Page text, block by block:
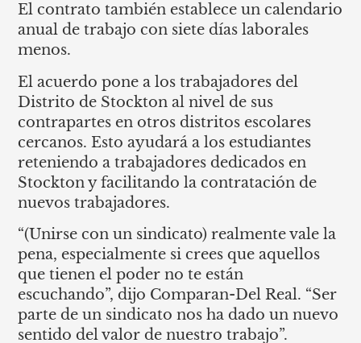
El contrato también establece un calendario
anual de trabajo con siete días laborales
menos.
El acuerdo pone a los trabajadores del
Distrito de Stockton al nivel de sus
contrapartes en otros distritos escolares
cercanos. Esto ayudará a los estudiantes
reteniendo a trabajadores dedicados en
Stockton y facilitando la contratación de
nuevos trabajadores.
“(Unirse con un sindicato) realmente vale la
pena, especialmente si crees que aquellos
que tienen el poder no te están
escuchando”, dijo Comparan-Del Real. “Ser
parte de un sindicato nos ha dado un nuevo
sentido del valor de nuestro trabajo”.